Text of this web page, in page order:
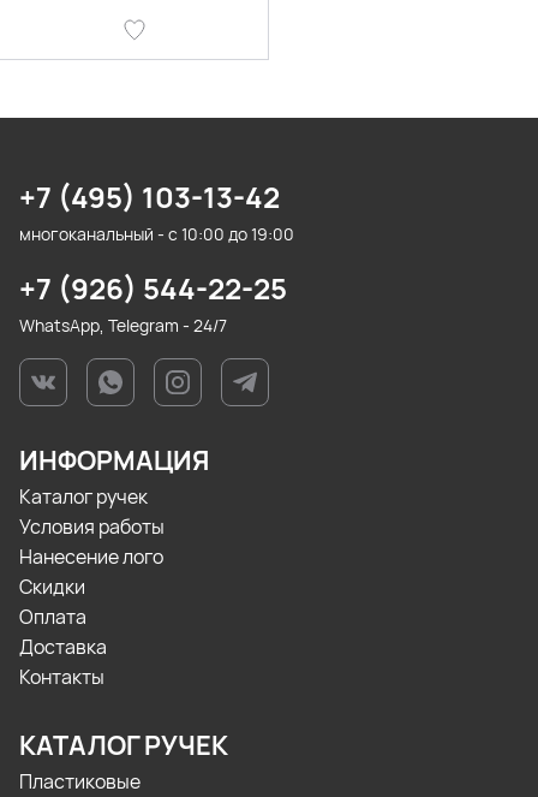
+7 (495) 103-13-42
многоканальный - с 10:00 до 19:00
+7 (926) 544-22-25
WhatsApp, Telegram - 24/7
ИНФОРМАЦИЯ
Каталог ручек
Условия работы
Нанесение лого
Скидки
Оплата
Доставка
Контакты
КАТАЛОГ РУЧЕК
Пластиковые